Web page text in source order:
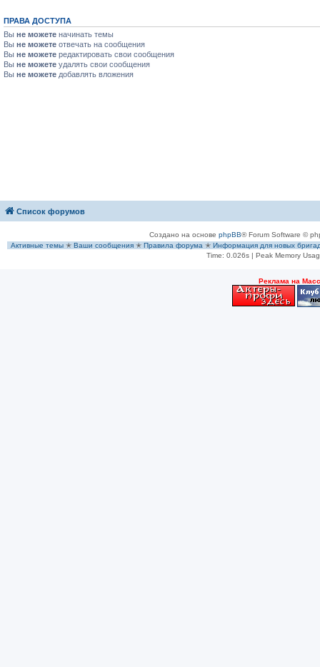
ПРАВА ДОСТУПА
Вы не можете начинать темы
Вы не можете отвечать на сообщения
Вы не можете редактировать свои сообщения
Вы не можете удалять свои сообщения
Вы не можете добавлять вложения
Список форумов
Создано на основе phpBB® Forum Software ©
Активные темы ✭ Ваши сообщения ✭ Правила форума ✭ Информация для новых
Time: 0.026s| Peak Memory
Рeклама на